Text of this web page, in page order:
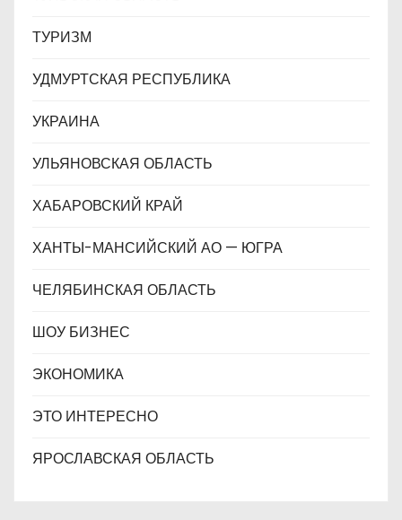
ТУРИЗМ
УДМУРТСКАЯ РЕСПУБЛИКА
УКРАИНА
УЛЬЯНОВСКАЯ ОБЛАСТЬ
ХАБАРОВСКИЙ КРАЙ
ХАНТЫ-МАНСИЙСКИЙ АО — ЮГРА
ЧЕЛЯБИНСКАЯ ОБЛАСТЬ
ШОУ БИЗНЕС
ЭКОНОМИКА
ЭТО ИНТЕРЕСНО
ЯРОСЛАВСКАЯ ОБЛАСТЬ